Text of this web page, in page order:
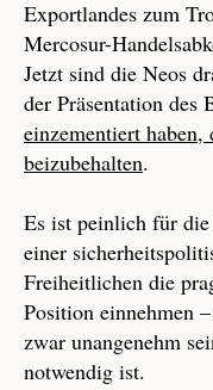
Exportlandes zum
Mercosur-
Jetzt sind die Neos
der Präsentation des
einzementiert
beizubehalten.
Es ist peinlich für die
einer
Freiheitlichen die
Position einnehmen
zwar unangenehm
notwendig ist.